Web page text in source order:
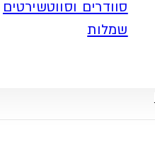
סוודרים וסווטשירטים
שמלות